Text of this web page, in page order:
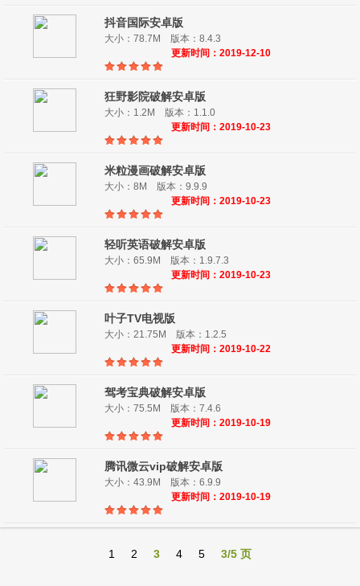
抖音国际安卓版
大小：78.7M 版本：8.4.3
更新时间：2019-12-10
狂野影院破解安卓版
大小：1.2M 版本：1.1.0
更新时间：2019-10-23
米粒漫画破解安卓版
大小：8M 版本：9.9.9
更新时间：2019-10-23
轻听英语破解安卓版
大小：65.9M 版本：1.9.7.3
更新时间：2019-10-23
叶子TV电视版
大小：21.75M 版本：1.2.5
更新时间：2019-10-22
驾考宝典破解安卓版
大小：75.5M 版本：7.4.6
更新时间：2019-10-19
腾讯微云vip破解安卓版
大小：43.9M 版本：6.9.9
更新时间：2019-10-19
1 2 3 4 5 3/5 页